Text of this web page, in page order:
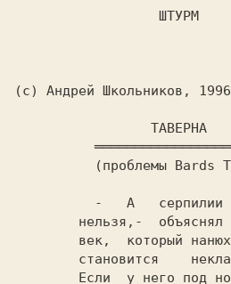
(с) Андpей Школьников, 1996